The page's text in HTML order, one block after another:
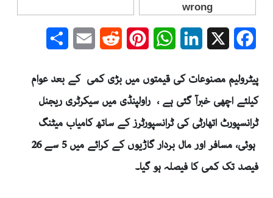
Facebook
LinkedIn
WhatsApp
Pinterest
Reddit
Email
پیٹرولیم مصنوعات کی قیمتوں میں بڑی کمی کے بعد عوام
کیلئے اچھی خبرآ گئی ہے ، راولپنڈی میں سیکرٹری ریجنل
ٹرانسپورٹ اتھارٹی کی ٹرانسپورٹرز کے ساتھ کامیاب میٹنگ
ہوئی، مسافر اور مال بردار گاڑیوں کے کرائے میں 5 سے 26
فیصد تک کمی کا فیصلہ ہو گیا۔